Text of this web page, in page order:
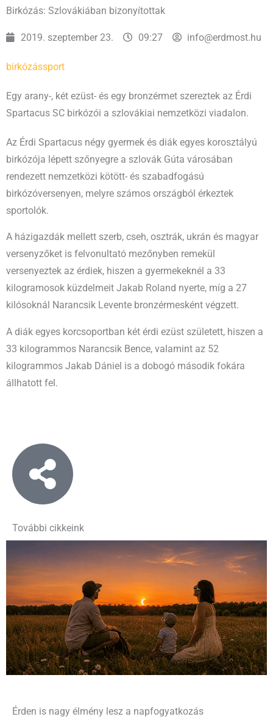
Birkózás: Szlovákiában bizonyítottak
2019. szeptember 23. 09:27 info@erdmost.hu
birkózássport
Egy arany-, két ezüst- és egy bronzérmet szereztek az Érdi
Spartacus SC birkózói a szlovákiai nemzetközi viadalon.
Az Érdi Spartacus négy gyermek és diák egyes korosztályú
birkózója lépett szőnyegre a szlovák Gúta városában
rendezett nemzetközi kötött- és szabadfogású
birkózóversenyen, melyre számos országból érkeztek
sportolók.
A házigazdák mellett szerb, cseh, osztrák, ukrán és magyar
versenyzőket is felvonultató mezőnyben remekül
versenyeztek az érdiek, hiszen a gyermekeknél a 33
kilogramosok küzdelmeit Jakab Roland nyerte, míg a 27
kilósoknál Narancsik Levente bronzérmesként végzett.
A diák egyes korcsoportban két érdi ezüst született, hiszen a
33 kilogrammos Narancsik Bence, valamint az 52
kilogrammos Jakab Dániel is a dobogó második fokára
állhatott fel.
További cikkeink
Érden is nagy élmény lesz a napfogyatkozás